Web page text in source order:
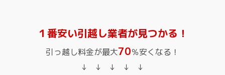
１番安い引越し業者が見つかる！
引っ越し料金が最大70％安くなる！
↓ ↓ ↓ ↓ ↓